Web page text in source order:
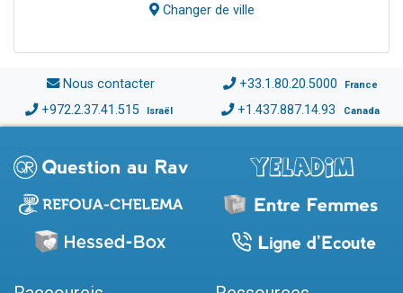
Changer de ville
Nous contacter +33.1.80.20.5000 France
+972.2.37.41.515 Israël +1.437.887.14.93 Canada